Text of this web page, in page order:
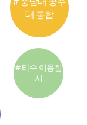
대 통합
# 타슈 이용질
서